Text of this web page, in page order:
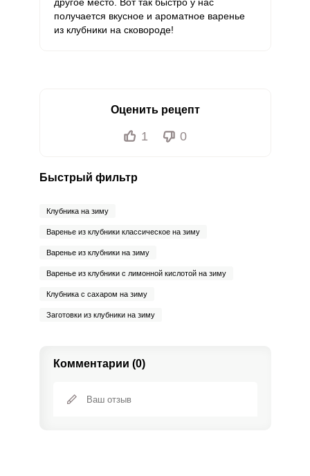
получается вкусное и ароматное варенье
из клубники на сковороде!
Оценить рецепт
1 0
Быстрый фильтр
Клубника на зиму
Варенье из клубники классическое на зиму
Варенье из клубники на зиму
Варенье из клубники с лимонной кислотой на зиму
Клубника с сахаром на зиму
Заготовки из клубники на зиму
Комментарии (0)